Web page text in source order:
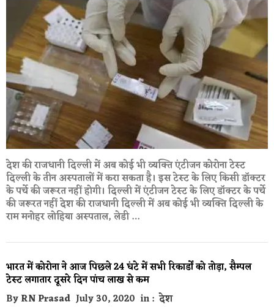
देश की राजधानी दिल्ली में अब कोई भी व्यक्ति एंटीजन कोरोना टेस्ट
दिल्ली के तीन अस्पतालों में करा सकता है। इस टेस्ट के लिए किसी डॉक्टर
के पर्चे की जरूरत नहीं होगी। दिल्ली में एंटीजन टेस्ट के लिए डॉक्टर के पर्चे
की जरूरत नहीं देश की राजधानी दिल्ली में अब कोई भी व्यक्ति दिल्ली के
राम मनोहर लोहिया अस्पताल, लेडी …
भारत में कोरोना ने आज पिछले 24 घंटे में सभी रिकार्डों को तोड़ा, सैम्पल
टेस्ट लगातार दूसरे दिन पांच लाख से कम
ByRN Prasad July 30, 2020 in :देश